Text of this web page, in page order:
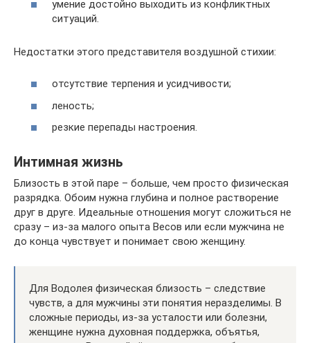
умение достойно выходить из конфликтных
ситуаций.
Недостатки этого представителя воздушной стихии:
отсутствие терпения и усидчивости;
леность;
резкие перепады настроения.
Интимная жизнь
Близость в этой паре – больше, чем просто физическая
разрядка. Обоим нужна глубина и полное растворение
друг в друге. Идеальные отношения могут сложиться не
сразу – из-за малого опыта Весов или если мужчина не
до конца чувствует и понимает свою женщину.
Для Водолея физическая близость – следствие
чувств, а для мужчины эти понятия неразделимы. В
сложные периоды, из-за усталости или болезни,
женщине нужна духовная поддержка, объятья,